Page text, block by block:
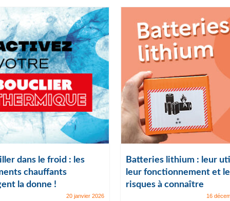
dans le froid : les
chauffants
la donne !
20 janvier 2026
Batteries lithium : leur
leur fonctionnement et
risques à connaître
16